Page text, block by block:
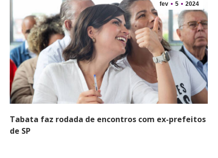
fev 5 2024
Tabata faz rodada de encontros com ex-prefeitos
de SP